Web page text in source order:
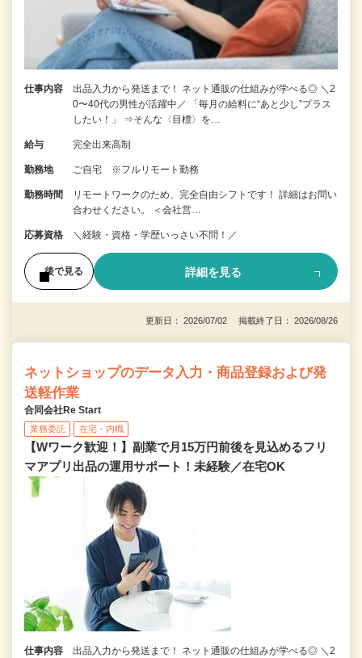
仕事内容
出品入力から発送まで！ ネット通販の仕組みが学べる◎ ＼2
0〜40代の男性が活躍中／ 「毎月の給料に“あと少し”プラス
したい！」 ⇒そんな〈目標〉を…
給与 完全出来高制
勤務地 ご自宅 ※フルリモート勤務
勤務時間
リモートワークのため、完全自由シフトです！ 詳細はお問い
合わせください。 ＜会社営…
応募資格 ＼経験・資格・学歴いっさい不問！／
後で見る 詳細を見る
更新日： 2026/07/02 掲載終了日： 2026/08/26
ネットショップのデータ入力・商品登録および発
送軽作業
合同会社Re Start
業務委託 在宅・内職
【Wワーク歓迎！】副業で月15万円前後を見込めるフリ
マアプリ出品の運用サポート！未経験／在宅OK
仕事内容
出品入力から発送まで！ ネット通販の仕組みが学べる◎ ＼2